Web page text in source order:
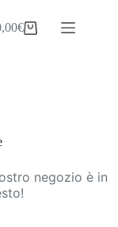
€
negozio è in